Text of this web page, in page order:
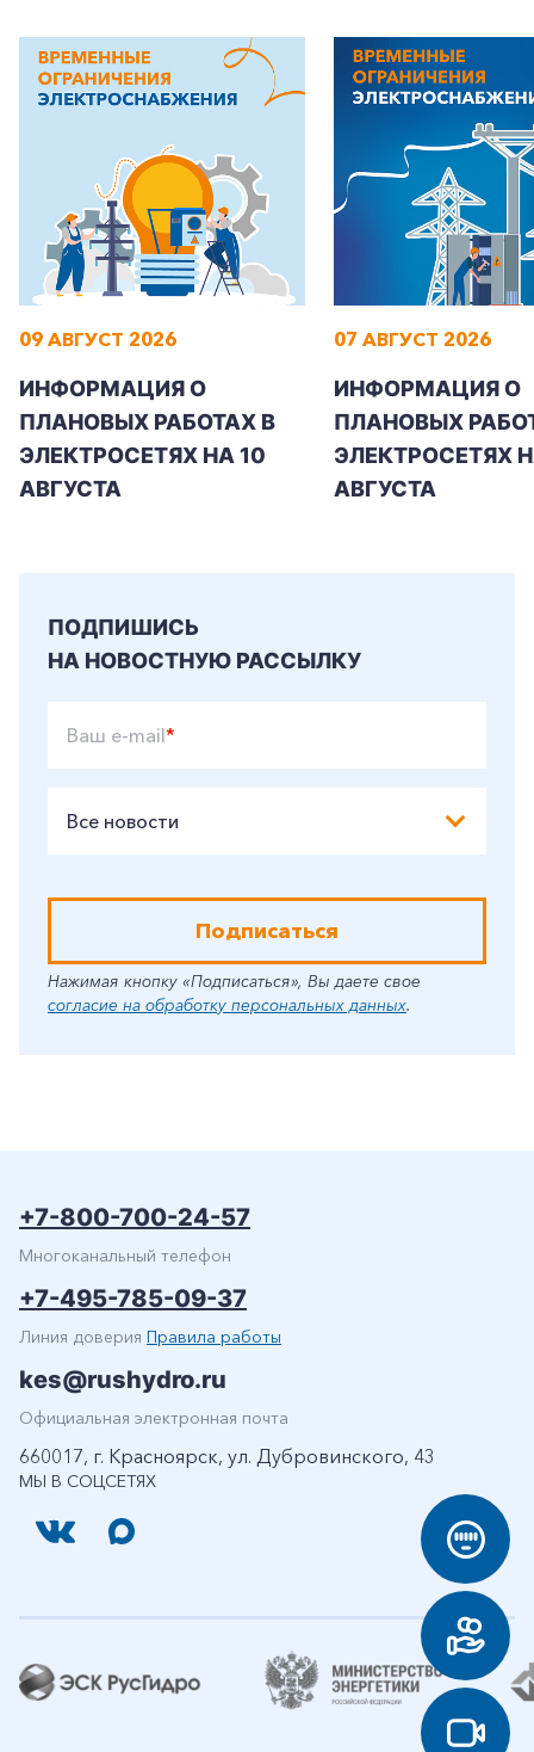
09 АВГУСТ 2026
ИНФОРМАЦИЯ О
ПЛАНОВЫХ РАБОТАХ В
ЭЛЕКТРОСЕТЯХ НА 10
АВГУСТА
07 АВГУСТ 2026
ИНФОРМАЦИЯ О
ПЛАНОВЫХ
ЭЛЕКТРОСЕТЯХ
АВГУСТА
ПОДПИШИСЬ
НА НОВОСТНУЮ РАССЫЛКУ
Ваш e-mail*
Все новости
Подписаться
Нажимая кнопку «Подписаться», Вы даете свое
согласие на обработку персональных данных.
МЫ В СОЦСЕТЯХ
+7-800-700-24-57
Многоканальный телефон
+7-495-785-09-37
Линия доверия Правила работы
kes@rushydro.ru
Официальная электронная почта
660017, г. Красноярск, ул. Дубровинского, 43